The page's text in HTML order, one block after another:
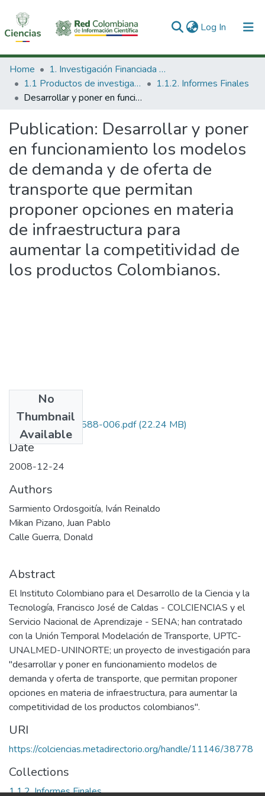
Log In (current)
Communities & Collections
All of DSpace
Home
1. Investigación Financiada con Recursos Públicos
1.1 Productos de investigación
1.1.2. Informes Finales
Desarrollar y poner en funcionamiento los modelos de demanda y de oferta de transporte que permitan proponer opciones en materia de infraestructura para aumentar la competitividad de los productos Colombianos.
Publication: Desarrollar y poner
en funcionamiento los modelos
de demanda y de oferta de
transporte que permitan
proponer opciones en materia
de infraestructura para
aumentar la competitividad de
los productos Colombianos.
No
Thumbnail
Available
1109-327-19588-006.pdf(22.24 MB)
Date
2008-12-24
Authors
Sarmiento Ordosgoitía, Iván Reinaldo
Mikan Pizano, Juan Pablo
Calle Guerra, Donald
Abstract
El Instituto Colombiano para el Desarrollo de la Ciencia y la
Tecnología, Francisco José de Caldas - COLCIENCIAS y el
Servicio Nacional de Aprendizaje - SENA; han contratado
con la Unión Temporal Modelación de Transporte, UPTC-
UNALMED-UNINORTE; un proyecto de investigación para
"desarrollar y poner en funcionamiento modelos de
demanda y oferta de transporte, que permitan proponer
opciones en materia de infraestructura, para aumentar la
competitividad de los productos colombianos".
URI
https://colciencias.metadirectorio.org/handle/11146/38778
Collections
1.1.2. Informes Finales